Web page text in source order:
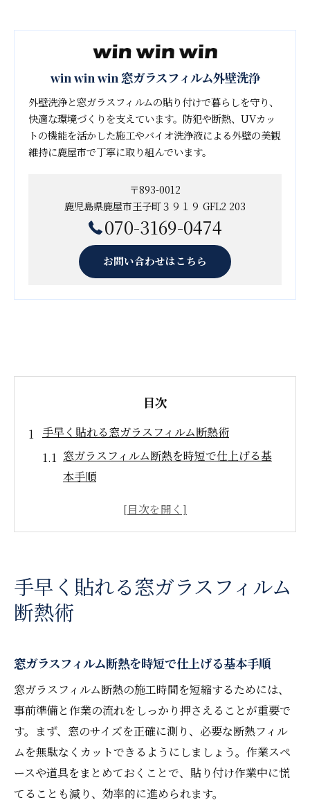
win win win 窓ガラスフィルム外壁洗浄
外壁洗浄と窓ガラスフィルムの貼り付けで暮らしを守り、
快適な環境づくりを支えています。防犯や断熱、UVカッ
トの機能を活かした施工やバイオ洗浄液による外壁の美観
維持に鹿屋市で丁寧に取り組んでいます。
〒893-0012
鹿児島県鹿屋市王子町３９１９ GFL2 203
070-3169-0474
お問い合わせはこちら
目次
手早く貼れる窓ガラスフィルム断熱術
窓ガラスフィルム断熱を時短で仕上げる基
本手順
窓ガラスフィルム断熱で快適な室温を実現
断熱フィルム施工で時短と快適空間を両立
る秘訣
断熱フィルム使用時の快適空間づくりのコ
ツ
窓ガラスフィルム断熱の省エネ効果を活か
す方法
ムダなく貼る窓ガラスフィルム断熱の手順
施工失敗を防ぐ窓ガラスフィルム断熱の注
手早く貼れる窓ガラスフィルム
断熱術
窓ガラスフィルム断熱を時短で仕上げる基本手順
窓ガラスフィルム断熱の施工時間を短縮するためには、
事前準備と作業の流れをしっかり押さえることが重要で
す。まず、窓のサイズを正確に測り、必要な断熱フィル
ムを無駄なくカットできるようにしましょう。作業スペ
ースや道具をまとめておくことで、貼り付け作業中に慌
てることも減り、効率的に進められます。